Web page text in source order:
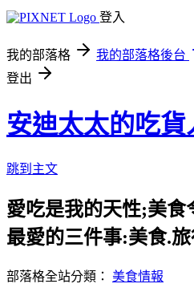
登入
我的部落格 我的部落格後台
登出
安迪太太的吃
跳到主文
愛吃是我的天性;美食
最愛的三件事:美食.
部落格全站分類： 美食情報